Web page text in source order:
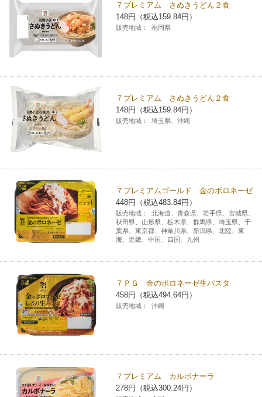
モバイルWi-Fiバッテリーシェアリング（店舗限定）
荷物預かりサービス「ecbocloakエクボクローク」（店舗限定）
パウダースペース ラブン（店舗限定）
ソフトバンクギフト
７プレミアム さぬきうどん２食
148円（税込159.84円）
販売地域： 福岡県
７プレミアム さぬきうどん２食
148円（税込159.84円）
販売地域： 埼玉県、沖縄
７プレミアムゴールド 金のボロネーゼ
448円（税込483.84円）
販売地域：
北海道、青森県、岩手県、宮城県、
秋田県、山形県、栃木県、群馬県、埼玉県、千
葉県、東京都、神奈川県、新潟県、北陸、東
海、近畿、中国、四国、九州
７ＰＧ 金のボロネーゼ生パスタ
458円（税込494.64円）
販売地域： 沖縄
７プレミアム カルボナーラ
278円（税込300.24円）